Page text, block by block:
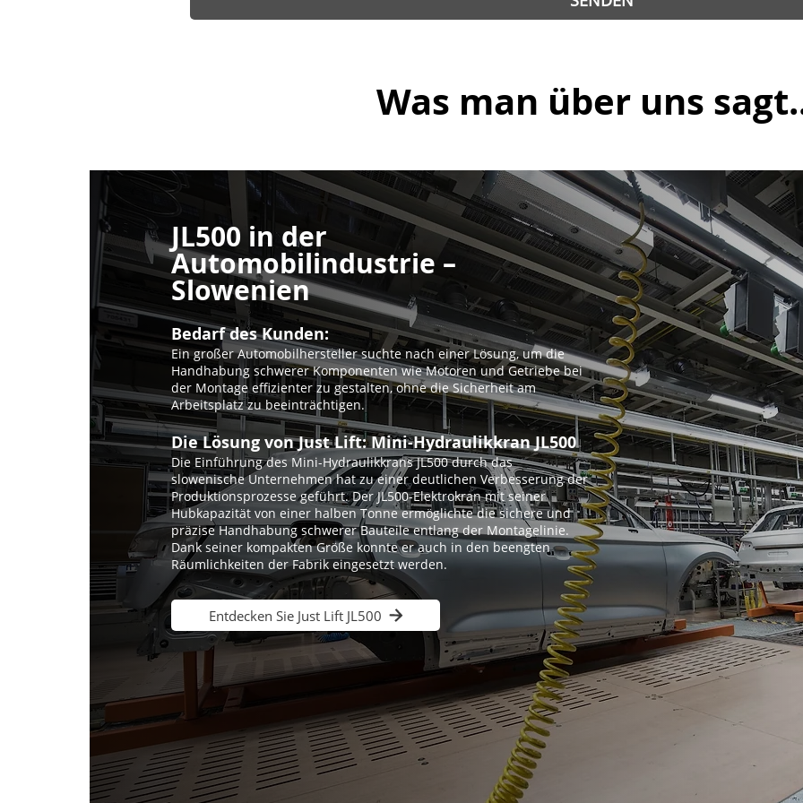
JL500 in der
Automobilindustrie –
Slowenien
Bedarf des Kunden:
Ein großer Automobilhersteller suchte nach einer Lösung, um die
Handhabung schwerer Komponenten wie Motoren und Getriebe bei
der Montage effizienter zu gestalten, ohne die Sicherheit am
Arbeitsplatz zu beeinträchtigen.
Die Lösung von Just Lift: Mini-Hydraulikkran JL500
Die Einführung des Mini-Hydraulikkrans JL500 durch das
slowenische Unternehmen hat zu einer deutlichen Verbesserung der
Produktionsprozesse geführt. Der JL500-Elektrokran mit seiner
Hubkapazität von einer halben Tonne ermöglichte die sichere und
präzise Handhabung schwerer Bauteile entlang der Montagelinie.
Dank seiner kompakten Größe konnte er auch in den beengten
Räumlichkeiten der Fabrik eingesetzt werden.
Entdecken Sie Just Lift JL500
Was man über uns